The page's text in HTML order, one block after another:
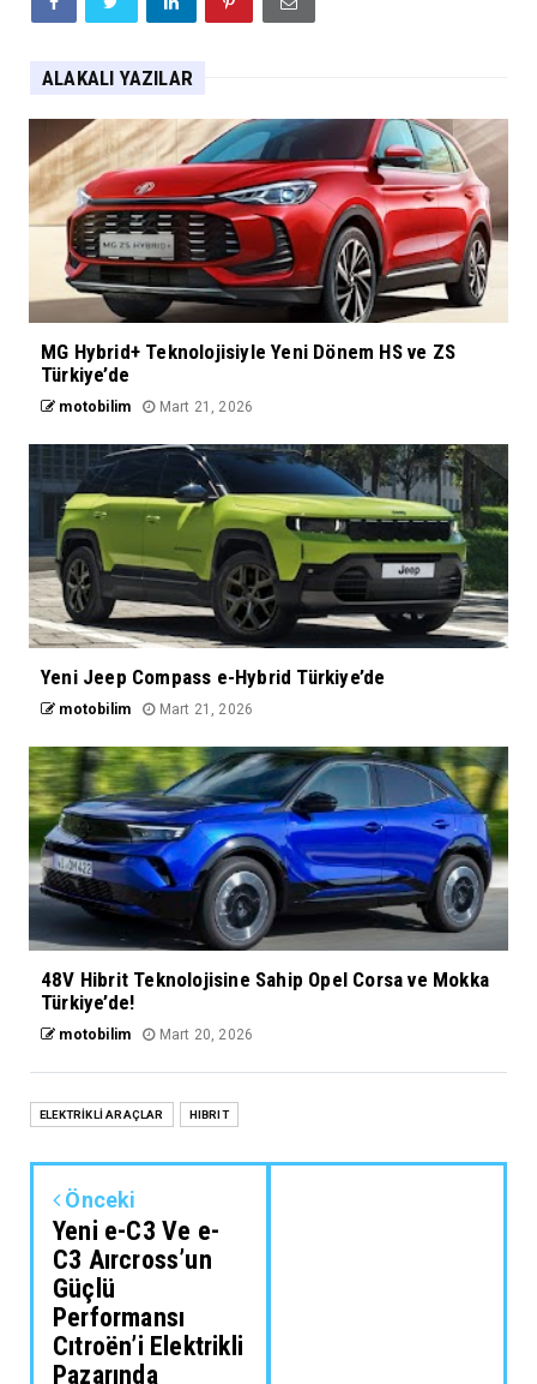
ALAKALI YAZILAR
MG Hybrid+ Teknolojisiyle Yeni Dönem HS ve ZS
Türkiye’de
motobilim Mart 21, 2026
Yeni Jeep Compass e-Hybrid Türkiye’de
motobilim Mart 21, 2026
48V Hibrit Teknolojisine Sahip Opel Corsa ve Mokka
Türkiye’de!
motobilim Mart 20, 2026
ELEKTRİKLİ ARAÇLAR HIBRIT
Önceki
Yeni e-C3 Ve e-
C3 Aırcross’un
Güçlü
Performansı
Cıtroën’i Elektrikli
Pazarında